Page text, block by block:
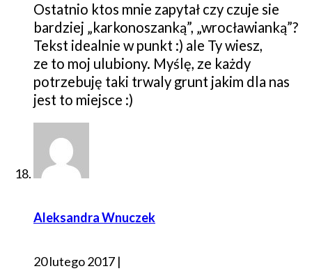
Ostatnio ktos mnie zapytał czy czuje sie
bardziej „karkonoszanką”, „wrocławianką”?
Tekst idealnie w punkt :) ale Ty wiesz,
ze to moj ulubiony. Myślę, ze każdy
potrzebuję taki trwaly grunt jakim dla nas
jest to miejsce :)
Aleksandra Wnuczek
20 lutego 2017 |